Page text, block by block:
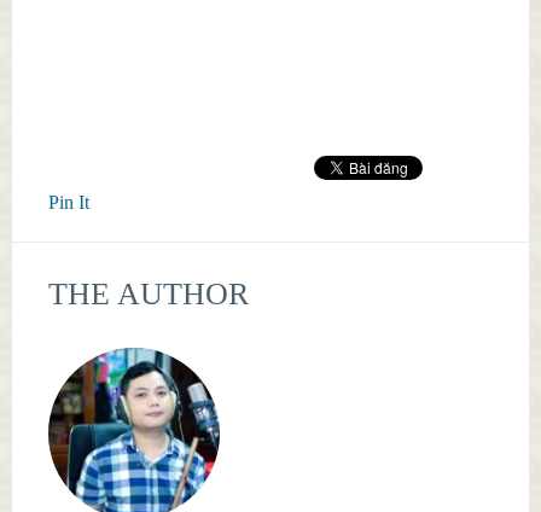
Pin It
THE AUTHOR